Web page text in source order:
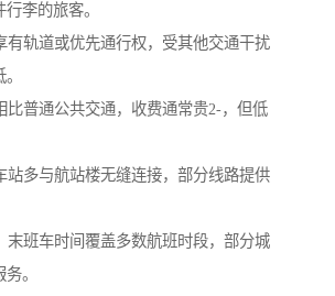
李的旅客。
有轨道或优先通行权，受其他交通干扰
比普通公共交通，收费通常贵2-，但低
站多与航站楼无缝连接，部分线路提供
末班车时间覆盖多数航班时段，部分城
。